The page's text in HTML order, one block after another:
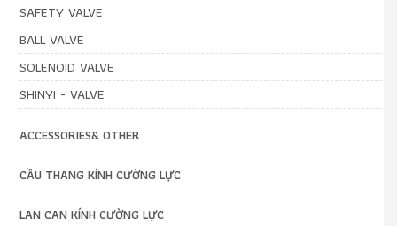
SAFETY VALVE
BALL VALVE
SOLENOID VALVE
SHINYI - VALVE
ACCESSORIES& OTHER
CẦU THANG KÍNH CƯỜNG LỰC
LAN CAN KÍNH CƯỜNG LỰC